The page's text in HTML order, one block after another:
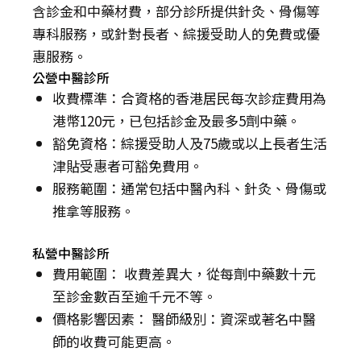
含診金和中藥材費，部分診所提供針灸、骨傷等
專科服務，或針對長者、綜援受助人的免費或優
惠服務。
公營中醫診所
收費標準：合資格的香港居民每次診症費用為
港幣120元，已包括診金及最多5劑中藥。
豁免資格：綜援受助人及75歲或以上長者生活
津貼受惠者可豁免費用。
服務範圍：通常包括中醫內科、針灸、骨傷或
推拿等服務。
私營中醫診所
費用範圍： 收費差異大，從每劑中藥數十元
至診金數百至逾千元不等。
價格影響因素： 醫師級別：資深或著名中醫
師的收費可能更高。